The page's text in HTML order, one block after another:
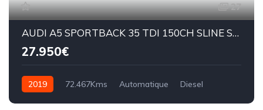
27
AUDI A5 SPORTBACK 35 TDI 150CH SLINE STRONIC
27.950€
2019 72.467Kms Automatique Diesel